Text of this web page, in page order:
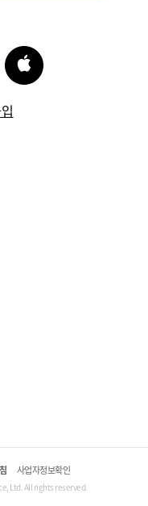
사업자정보확인
Ltd. All rights reserved.